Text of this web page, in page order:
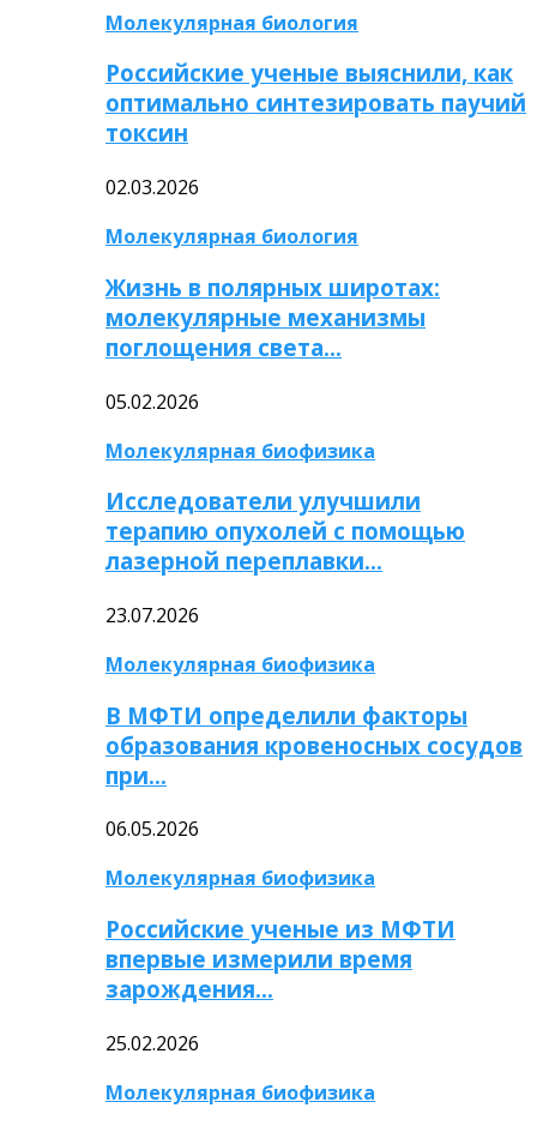
Молекулярная биология
Российские ученые выяснили, как
оптимально синтезировать паучий
токсин
02.03.2026
Молекулярная биология
Жизнь в полярных широтах:
молекулярные механизмы
поглощения света…
05.02.2026
Молекулярная биофизика
Исследователи улучшили
терапию опухолей с помощью
лазерной переплавки…
23.07.2026
Молекулярная биофизика
В МФТИ определили факторы
образования кровеносных сосудов
при…
06.05.2026
Молекулярная биофизика
Российские ученые из МФТИ
впервые измерили время
зарождения…
25.02.2026
Молекулярная биофизика